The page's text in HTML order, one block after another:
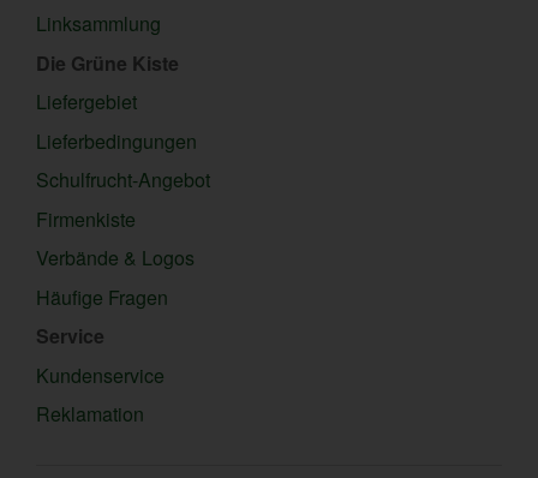
Linksammlung
Die Grüne Kiste
Liefergebiet
Lieferbedingungen
Schulfrucht-Angebot
Firmenkiste
Verbände & Logos
Häufige Fragen
Service
Kundenservice
Reklamation